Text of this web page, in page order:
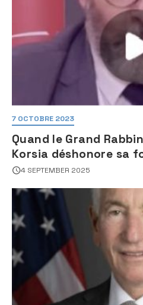
7 OCTOBRE 2023
Quand le Grand
Korsia déshonore sa
son sang froid
4 SEPTEMBER 2025